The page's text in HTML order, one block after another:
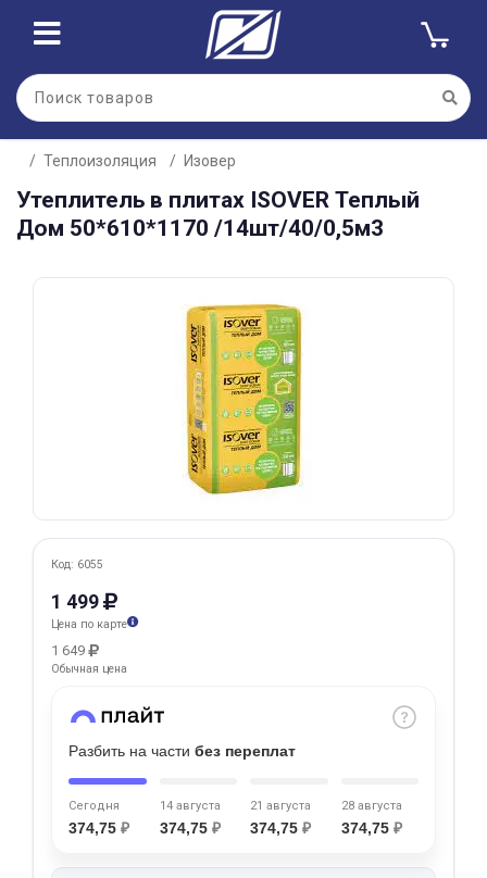
Теплоизоляция Изовер
Утеплитель в плитах ISOVER Теплый
Дом 50*610*1170 /14шт/40/0,5м3
Код: 6055
1 499
Цена по карте
1 649
Обычная цена
Разбить на части без переплат
Сегодня
374,75 ₽
14 августа
374,75 ₽
21 августа
374,75 ₽
28 августа
374,75 ₽
Для клиентов всех банков
Разбейте
оплатуна части
без переплат
График платежей
Добавляйте товары
Оплачивайте сегодня только
25% картой любого банка
Получайте товар
выбранный способом
Оставшиеся75% будут
списыватьсяс вашей карты
по25%каждые 2 недели